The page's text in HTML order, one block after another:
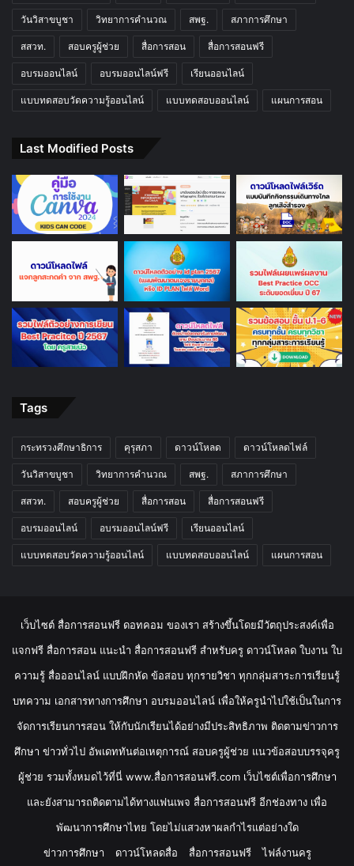
วันวิสาขบูชา วิทยาการคำนวณ สพฐ. สภาการศึกษา
สสวท. สอบครูผู้ช่วย สื่อการสอน สื่อการสอนฟรี
อบรมออนไลน์ อบรมออนไลน์ฟรี เรียนออนไลน์
แบบทดสอบวัดความรู้ออนไลน์ แบบทดสอบออนไลน์ แผนการสอน
Last Modified Posts
Tags
กระทรวงศึกษาธิการ คุรุสภา ดาวน์โหลด ดาวน์โหลดไฟล์
วันวิสาขบูชา วิทยาการคำนวณ สพฐ. สภาการศึกษา
สสวท. สอบครูผู้ช่วย สื่อการสอน สื่อการสอนฟรี
อบรมออนไลน์ อบรมออนไลน์ฟรี เรียนออนไลน์
แบบทดสอบวัดความรู้ออนไลน์ แบบทดสอบออนไลน์ แผนการสอน
เว็บไซต์ สื่อการสอนฟรี ดอทคอม ของเรา สร้างขึ้นโดยมีวัตถุประสงค์เพื่อ
แจกฟรี สื่อการสอน แนะนำ สื่อการสอนฟรี สำหรับครู ดาวน์โหลด ใบงาน ใบ
ความรู้ สื่อออนไลน์ แบบฝึกหัด ข้อสอบ ทุกรายวิชา ทุกกลุ่มสาระการเรียนรู้
บทความ เอกสารทางการศึกษา อบรมออนไลน์ เพื่อให้ครูนำไปใช้เป็นในการ
จัดการเรียนการสอน ให้กับนักเรียนได้อย่างมีประสิทธิภาพ ติดตามข่าวการ
ศึกษา ข่าวทั่วไป อัพเดททันต่อเหตุการณ์ สอบครูผู้ช่วย แนวข้อสอบบรรจุครู
ผู้ช่วย รวมทั้งหมดไว้ที่นี่ www.สื่อการสอนฟรี.com เว็บไซต์เพื่อการศึกษา
และยังสามารถติดตามได้ทางแฟนเพจ สื่อการสอนฟรี อีกช่องทาง เพื่อ
พัฒนาการศึกษาไทย โดยไม่แสวงหาผลกำไรแต่อย่างใด
ข่าวการศึกษา
ดาวน์โหลดสื่อ สื่อการสอนฟรี ไฟล์งานครู